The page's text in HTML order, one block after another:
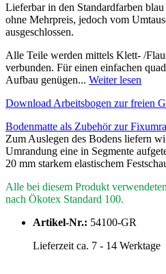
Lieferbar in den Standardfarben
ohne Mehrpreis, jedoch vom
ausgeschlossen.
Alle Teile werden mittels Klett- /
verbunden. Für einen einfachen
Aufbau genügen... Weiter lesen
Download Arbeitsbogen zur freien
Bodenmatte als Zubehör zur
Zum Auslegen des Bodens liefern
Umrandung eine in Segmente
20 mm starkem elastischem
Alle bei diesem Produkt
nach Ökotex Standard 100.
Artikel-Nr.: 54100-GR
Lieferzeit ca. 7 - 14 Werktage